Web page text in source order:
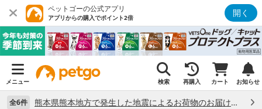
ペットゴーの公式アプリ
アプリからの購入でポイント2倍 開く
メニュー 検索 再購入 カート お知らせ
全6件 熊本県熊本地方で発生した地震によるお荷物のお届け状況について （7/28）